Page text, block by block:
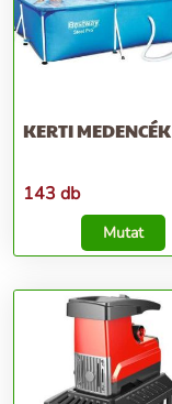
KERTI MEDENCÉK
143 db
Mutat